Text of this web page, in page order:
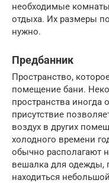
необходимые
отдыха. Их размеры
нужно.
Предбанник
Пространство,
помещение бани.
пространства иногда
присутствие
воздух в других
холодного времени
обычно располагают
вешалка для одежды,
находиться